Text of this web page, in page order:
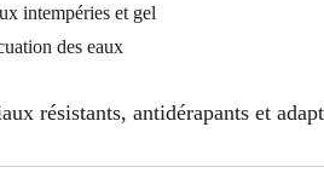
intempéries et gel
des eaux
résistants, antidérapants et